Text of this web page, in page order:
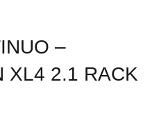
–
XL4 2.1 RACK